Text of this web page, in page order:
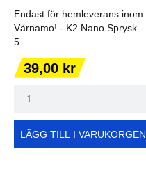
Endast för hemleverans inom
Värnamo! - K2 Nano Sprysk
5...
Pris
39,00 kr
LÄGG TILL I VARUKORGEN